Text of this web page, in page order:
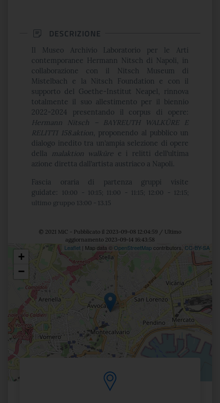
DESCRIZIONE
Il Museo Archivio Laboratorio per le Arti
contemporanee Hermann Nitsch di Napoli, in
collaborazione con il Nitsch Museum di
Mistelbach e la Nitsch Foundation e con il
supporto del Goethe-Institut Neapel, rinnova
totalmente il suo allestimento per il biennio
2022-2024 presentando il corpus di opere:
Hermann Nitsch – BAYREUTH WALKÜRE E
RELITTI 158.aktion, proponendo al pubblico un
dialogo inedito tra un’ampia selezione di opere
della malaktion walküre e i relitti dell’ultima
azione diretta dall’artista austriaco a Napoli.
Fascia oraria di partenza gruppi visite
guidate:
10:00 - 10:15; 11:00 - 11:15; 12:00 - 12:15;
ultimo gruppo 13:00 - 13.15
© 2021 MiC - Pubblicato il 2023-09-08 12:04:59 / Ultimo
aggiornamento 2023-09-14 16:43:58
Posizione
+
−
Leaflet | Map data © OpenStreetMapcontributors, CC-BY-SA